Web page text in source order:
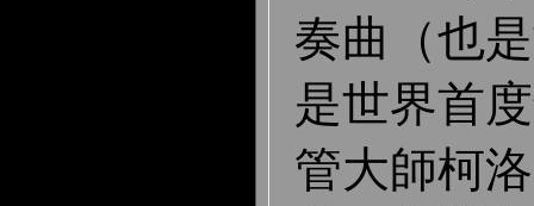
奏曲（也
是世界首
管大師柯